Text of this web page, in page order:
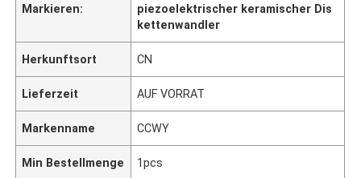
Markieren:
piezoelektrischer keramischer Dis
kettenwandler
Herkunftsort CN
Lieferzeit AUF VORRAT
Markenname CCWY
Min Bestellmenge 1pcs